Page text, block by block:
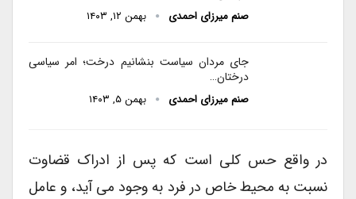
صنم میرزای احمدی بهمن ۱۲, ۱۴۰۳
جای مردان سیاست بنشانیم درخت؛ امر سیاسی
درختان…
صنم میرزای احمدی بهمن ۵, ۱۴۰۳
در واقع حس کلی است که پس از ادراک قضاوت
نسبت به محیط خاص در فرد به وجود می آید، و عامل